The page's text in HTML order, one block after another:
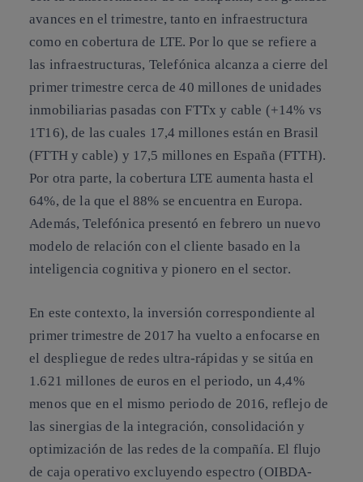
avances en el trimestre, tanto en infraestructura
como en cobertura de LTE. Por lo que se refiere a
las infraestructuras, Telefónica alcanza a cierre del
primer trimestre cerca de 40 millones de unidades
inmobiliarias pasadas con FTTx y cable (+14% vs
1T16), de las cuales 17,4 millones están en Brasil
(FTTH y cable) y 17,5 millones en España (FTTH).
Por otra parte, la cobertura LTE aumenta hasta el
64%, de la que el 88% se encuentra en Europa.
Además, Telefónica presentó en febrero un nuevo
modelo de relación con el cliente basado en la
inteligencia cognitiva y pionero en el sector.
En este contexto, la inversión correspondiente al
primer trimestre de 2017 ha vuelto a enfocarse en
el despliegue de redes ultra-rápidas y se sitúa en
1.621 millones de euros en el periodo, un 4,4%
menos que en el mismo periodo de 2016, reflejo de
las sinergias de la integración, consolidación y
optimización de las redes de la compañía.El flujo
de caja operativo excluyendo espectro (OIBDA-